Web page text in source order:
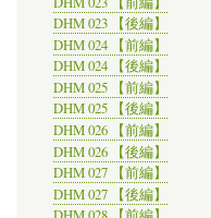
DHM 023 【後編】
DHM 024 【前編】
DHM 024 【後編】
DHM 025 【前編】
DHM 025 【後編】
DHM 026 【前編】
DHM 026 【後編】
DHM 027 【前編】
DHM 027 【後編】